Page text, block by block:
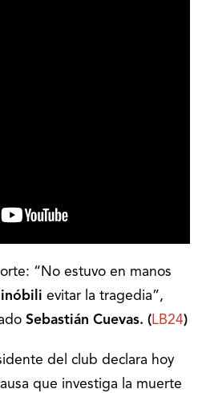
“No estuvo en manos
evitar la tragedia”,
Sebastián Cuevas. (LB24)
del club declara hoy
que investiga la muerte